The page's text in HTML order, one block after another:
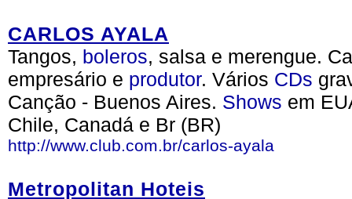
CARLOS AYALA
Tangos, boleros, salsa e merengue.
empresário e produtor. Vários CDs
Canção - Buenos Aires. Shows em
Chile, Canadá e Br (BR)
http://www.club.com.br/carlos-ayala
Metropolitan Hoteis